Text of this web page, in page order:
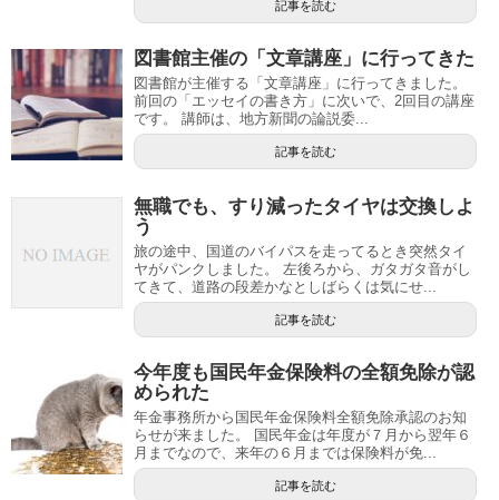
記事を読む
図書館主催の「文章講座」に行ってきた
図書館が主催する「文章講座」に行ってきました。
前回の「エッセイの書き方」に次いで、2回目の講座
です。 講師は、地方新聞の論説委...
記事を読む
無職でも、すり減ったタイヤは交換しよ
う
旅の途中、国道のバイパスを走ってるとき突然タイ
ヤがパンクしました。 左後ろから、ガタガタ音がし
てきて、道路の段差かなとしばらくは気にせ...
記事を読む
今年度も国民年金保険料の全額免除が認
められた
年金事務所から国民年金保険料全額免除承認のお知
らせが来ました。 国民年金は年度が７月から翌年６
月までなので、来年の６月までは保険料が免...
記事を読む